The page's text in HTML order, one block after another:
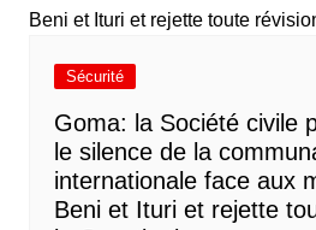
Sécurité
Goma: la Société civile
le silence de la
internationale face aux
Beni et Ituri et rejette